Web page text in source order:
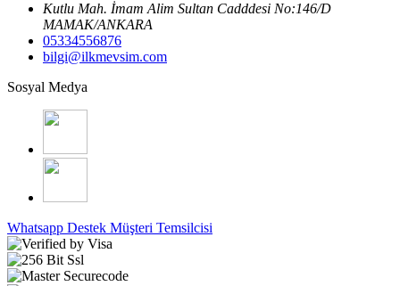
Kutlu Mah. İmam Alim Sultan Cadddesi No:146/D
MAMAK/ANKARA
05334556876
bilgi@ilkmevsim.com
Sosyal Medya
Whatsapp Destek Müşteri Temsilcisi